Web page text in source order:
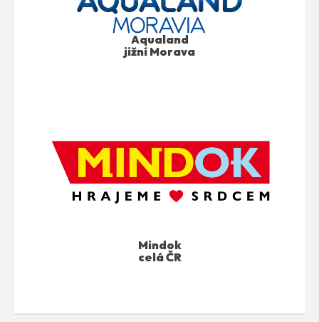
Aqualand
jižní Morava
Mindok
celá ČR